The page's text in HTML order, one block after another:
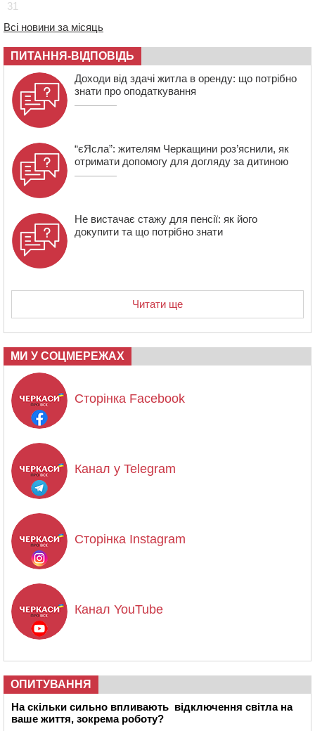
вирізані дерева потерпають від спеки: Бондаренко
31
Всі новини за місяць
ПИТАННЯ-ВІДПОВІДЬ
Доходи від здачі житла в оренду: що потрібно
знати про оподаткування
“єЯсла”: жителям Черкащини роз’яснили, як
отримати допомогу для догляду за дитиною
Не вистачає стажу для пенсії: як його
докупити та що потрібно знати
Читати ще
МИ У СОЦМЕРЕЖАХ
Сторінка Facebook
Канал у Telegram
Сторінка Instagram
Канал YouTube
ОПИТУВАННЯ
На скільки сильно впливають відключення світла на
ваше життя, зокрема роботу?